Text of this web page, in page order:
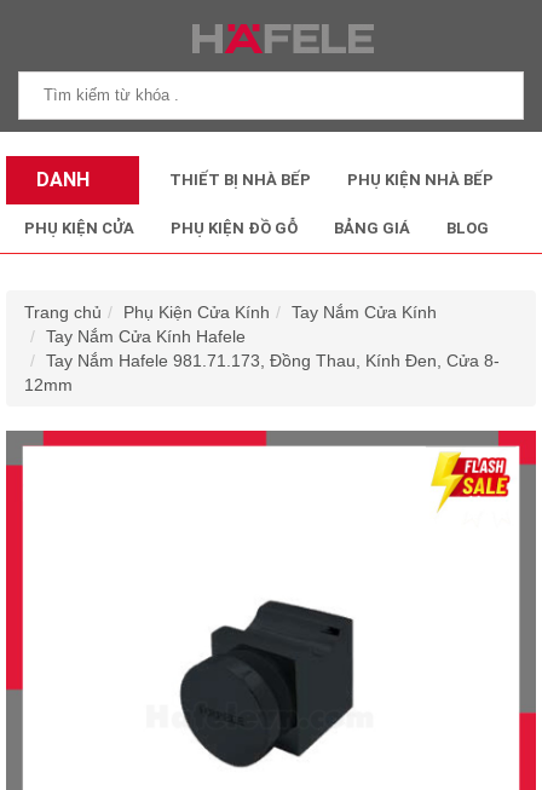
DANH
MỤC SẢN
THIẾT BỊ NHÀ BẾP PHỤ KIỆN NHÀ BẾP
PHỤ KIỆN CỬA PHỤ KIỆN ĐỒ GỖ BẢNG GIÁ BLOG
Trang chủ Phụ Kiện Cửa Kính
Tay Nắm Cửa Kính
Tay Nắm Cửa Kính Hafele
Tay Nắm Hafele 981.71.173, Đồng Thau, Kính Đen, Cửa 8-
12mm